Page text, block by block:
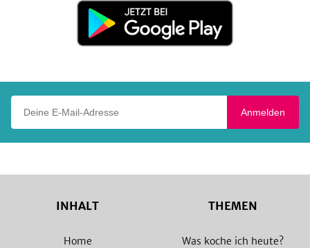
Jetzt
Google
Anmelden
INHALT
Home
THEMEN
Was koche ich heute?